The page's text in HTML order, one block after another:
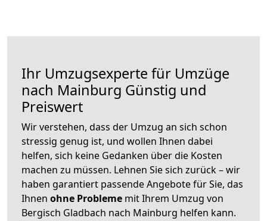
Ihr Umzugsexperte für Umzüge
nach Mainburg Günstig und
Preiswert
Wir verstehen, dass der Umzug an sich schon
stressig genug ist, und wollen Ihnen dabei
helfen, sich keine Gedanken über die Kosten
machen zu müssen. Lehnen Sie sich zurück – wir
haben garantiert passende Angebote für Sie, das
Ihnen ohne Probleme mit Ihrem Umzug von
Bergisch Gladbach nach Mainburg helfen kann.